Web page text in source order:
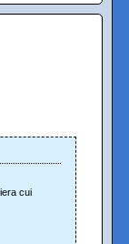
cui